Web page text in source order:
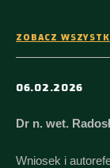
ZOBACZ
06.02.2026
Dr n. wet.
Wniosek i